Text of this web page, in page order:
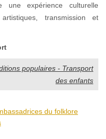
expérience culturelle
transmission et
populaires - Transport
des enfants
du folklore